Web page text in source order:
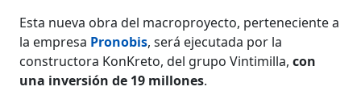
Esta nueva obra del macroproyecto, perteneciente a
la empresa Pronobis, será ejecutada por la
constructora KonKreto, del grupo Vintimilla,con
una inversión de 19 millones.